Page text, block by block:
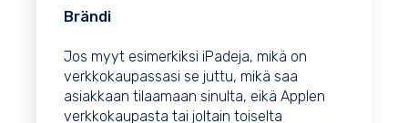
Brändi
Jos myyt esimerkiksi iPadeja, mikä on
verkkokaupassasi se juttu, mikä saa
asiakkaan tilaamaan sinulta, eikäApplen
verkkokaupasta tai joltain toiselta